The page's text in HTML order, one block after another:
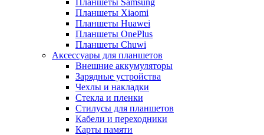
Планшеты Samsung
Планшеты Xiaomi
Планшеты Huawei
Планшеты OnePlus
Планшеты Chuwi
Аксессуары для планшетов
Внешние аккумуляторы
Зарядные устройства
Чехлы и накладки
Стекла и пленки
Стилусы для планшетов
Кабели и переходники
Карты памяти